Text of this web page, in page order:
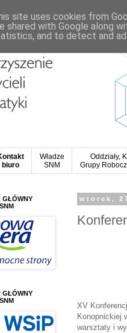
biuro
Władze
SNM
Oddziały,
Grupy
wtorek,
XV
Konopnickiej
warsztaty i
GŁÓWNY
GŁÓWNY
site uses cookies from
shared with Google along
and to detect and